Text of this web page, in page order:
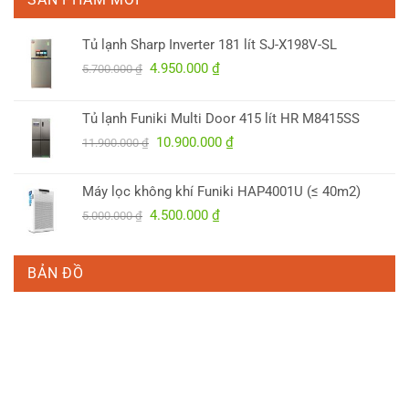
Tủ lạnh Sharp Inverter 181 lít SJ-X198V-SL
5.700.000₫ Giá
5.700.000 ₫.
4.950.000 ₫Giá
là:
4.950.000 ₫.
Tủ lạnh Funiki Multi Door 415 lít HR M8415SS
11.900.000₫ Giá
11.900.000 ₫.
10.900.000 ₫Giá
là:
Máy lọc không khí Funiki HAP4001U (≤ 40m2)
5.000.000₫ Giá
là:
4.500.000 ₫Giá
tại
4.500.000 ₫.
BẢN ĐỒ